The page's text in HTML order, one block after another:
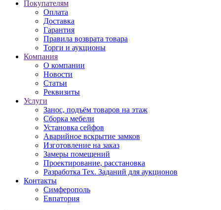
Покупателям
Оплата
Доставка
Гарантия
Правила возврата товара
Торги и аукционы
Компания
О компании
Новости
Статьи
Реквизиты
Услуги
Занос, подъём товаров на этаж
Сборка мебели
Установка сейфов
Аварийное вскрытие замков
Изготовление на заказ
Замеры помещений
Проектирование, расстановка
Разработка Тех. Заданий для аукционов
Контакты
Симферополь
Евпатория